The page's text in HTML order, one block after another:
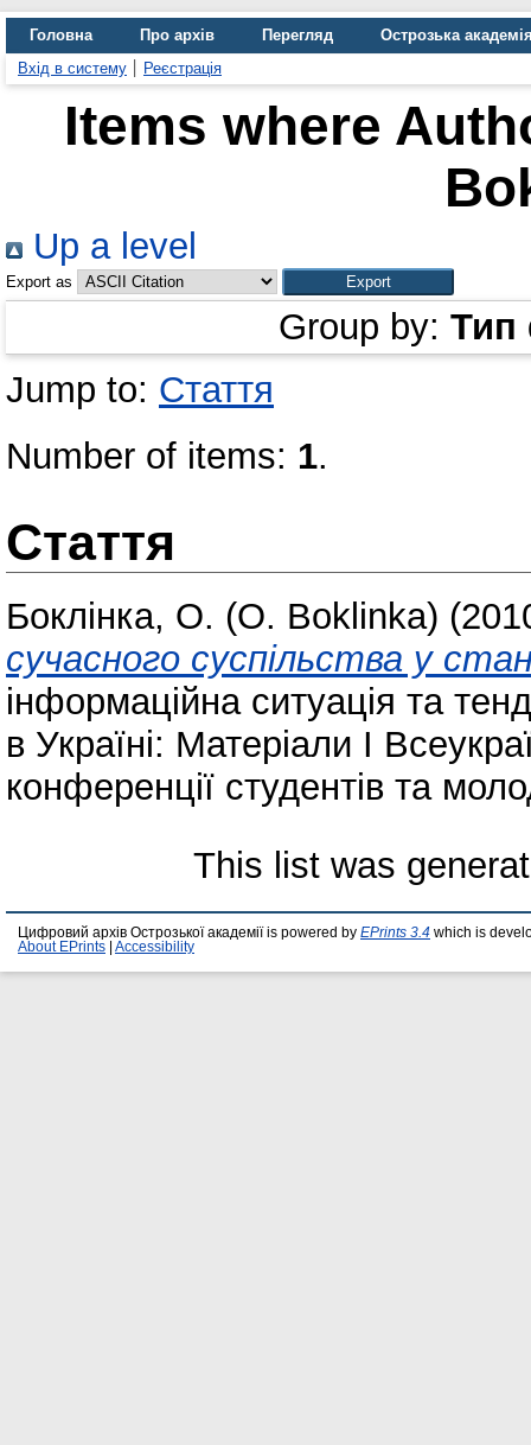
Головна Про архів Перегляд
Острозька
Вхід в систему
Реєстрація
Items where
Up a level
Export as
Group by: Тип
Jump to: Стаття
Number of items: 1.
Стаття
Боклінка, О. (O. Boklinka)
сучасного суспільства у
інформаційна ситуація та
в Україні: Матеріали І
конференції студентів та
This list was
Цифровий архів Острозької академії is powered by EPrints 3.4 which is
About EPrints
Accessibility